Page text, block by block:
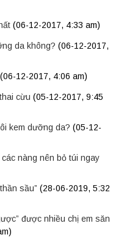
(06-12-2017, 4:33 am)
da không? (06-12-2017,
(06-12-2017, 4:06 am)
cừu (05-12-2017, 9:45
kem dưỡng da? (05-12-
nàng nên bỏ túi ngay
sầu” (28-06-2019, 5:32
được nhiều chị em săn